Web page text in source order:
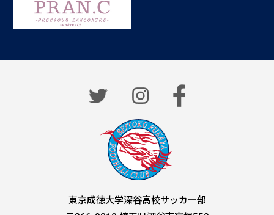
東京成徳大学深谷高校サッカー部